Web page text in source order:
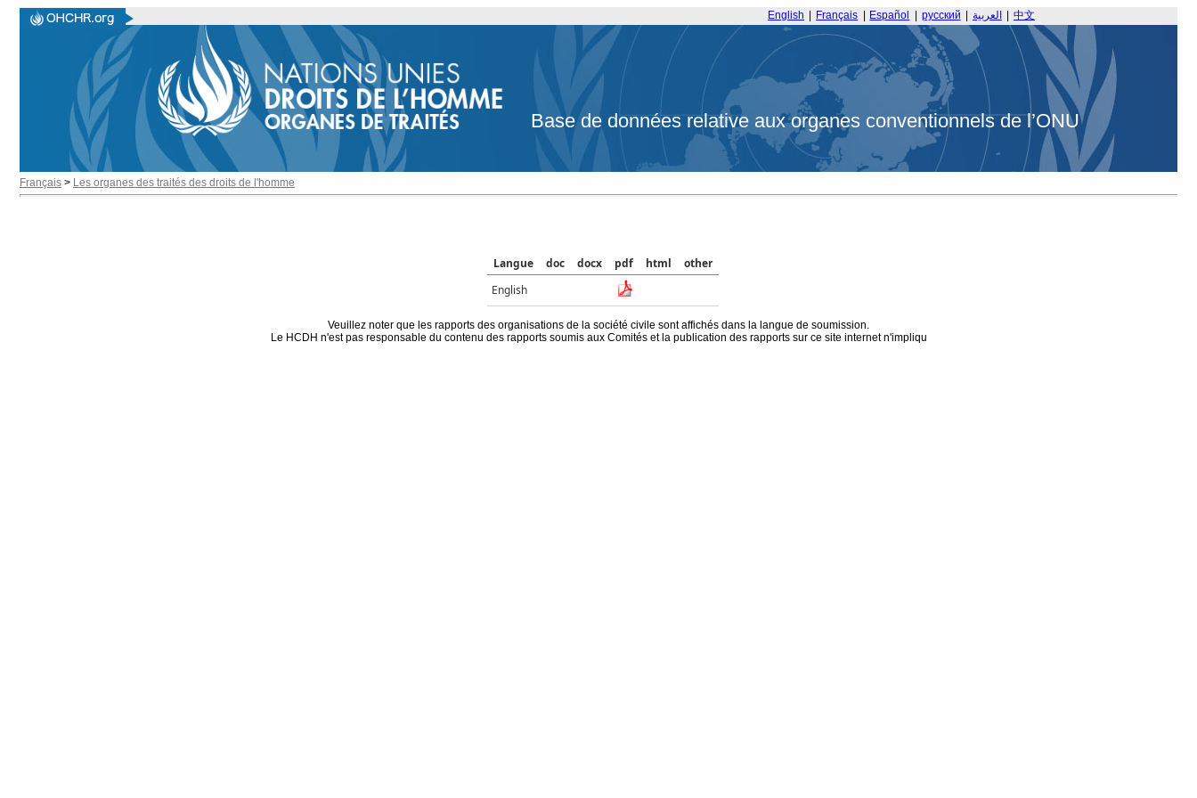
English Français Español русский العربية 中文
Base de données relative aux organes conventionnels de l’ONU
Français > Les organes des traités des droits de l'homme
Langue doc docx pdf html
other
English
Veuillez noter que les rapports des organisations de la société civile sont affichés dans la langue de soumission.
Le HCDH n'est pas responsable du contenu des rapports soumis aux Comités et la publication des rapports sur ce site internet n'impliqu